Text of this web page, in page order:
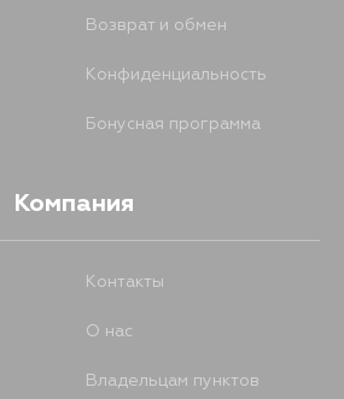
Возврат и обмен
Конфиденциальность
Бонусная программа
Компания
Контакты
О нас
Владельцам пунктов